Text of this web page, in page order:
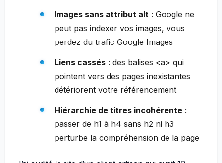
Images sans attribut alt: Google ne
peut pas indexer vos images, vous
perdez du trafic Google Images
Liens cassés: des balises <a> qui
pointent vers des pages inexistantes
détériorent votre référencement
Hiérarchie de titres incohérente:
passer de h1 à h4 sans h2 ni h3
perturbe la compréhension de la page